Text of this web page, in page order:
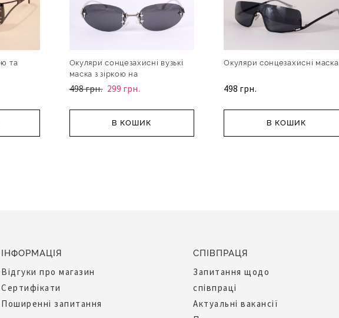
та
Окуляри сонцезахисні вузькі
маска з зіркою на
498 грн. 299 грн.
В КОШИК
Окуляри сонцезахисні маска
498 грн.
В КОШИК
ІНФОРМАЦІЯ
Відгуки про магазин
Сертифікати
Поширенні запитання
СПІВПРАЦЯ
Запитання щодо
співпраці
Актуальні вакансії